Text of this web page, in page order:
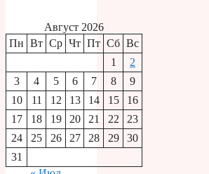
Август 2026
Пн Вт Ср Чт Пт Сб Вс
1
2
3
4 5 6 7 8
9
10
11 12 13 14 15
16
17
18 19 20 21 22
23
24
25 26 27 28 29
30
31